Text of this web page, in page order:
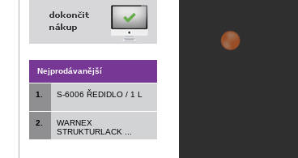
Nejprodávanější
1. S-6006 ŘEDIDLO / 1 L
2.
WARNEX
STRUKTURLACK ...